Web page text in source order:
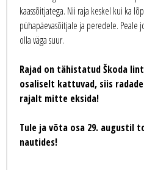
kaassõitjatega. Nii raja keskel kui ka
pühapäevasõitjale ja peredele.
olla väga suur.
Rajad on tähistatud Škoda
osaliselt kattuvad, siis
rajalt mitte eksida!
Tule ja võta osa 29. augustil
nautides!